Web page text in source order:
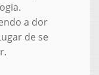
a dor
de se